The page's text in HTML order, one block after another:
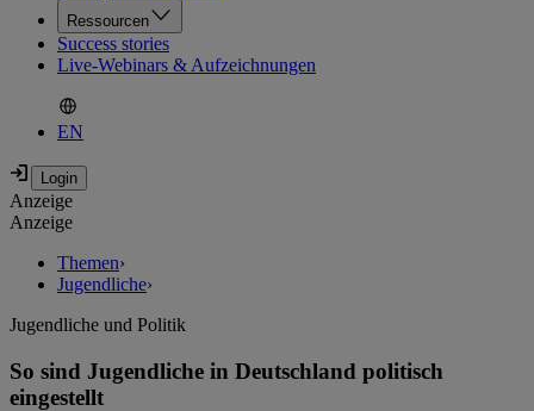
Ressourcen
Success stories
Live-Webinars & Aufzeichnungen
EN
Anzeige
Anzeige
Themen›
Jugendliche›
Jugendliche und Politik
So sind Jugendliche in Deutschland politisch
eingestellt